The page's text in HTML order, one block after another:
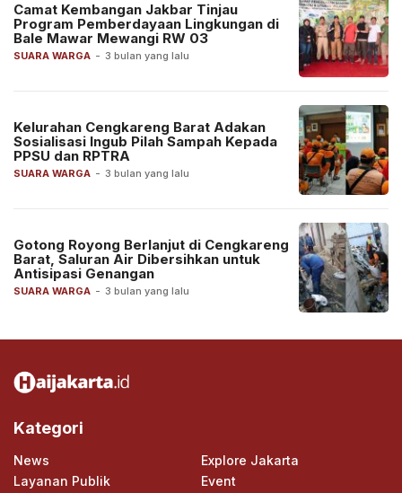
SUARA WARGA - 3 bulan yang lalu
Camat Kembangan Jakbar Tinjau
Program Pemberdayaan Lingkungan di
Bale Mawar Mewangi RW 03
SUARA WARGA - 3 bulan yang lalu
Kelurahan Cengkareng Barat Adakan
Sosialisasi Ingub Pilah Sampah Kepada
PPSU dan RPTRA
SUARA WARGA - 3 bulan yang lalu
Gotong Royong Berlanjut di Cengkareng
Barat, Saluran Air Dibersihkan untuk
Antisipasi Genangan
Kategori
News
Explore Jakarta
Layanan Publik
Event